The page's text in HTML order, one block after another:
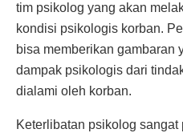
tim psikolog yang akan
kondisi psikologis korban.
bisa memberikan gambaran
dampak psikologis dari
dialami oleh korban.
Keterlibatan psikolog